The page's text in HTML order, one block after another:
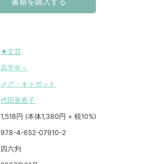
★文芸
高学年～
メグ・キャボット
代田亜香子
1,518円 (本体1,380円 + 税10%)
978-4-652-07910-2
四六判